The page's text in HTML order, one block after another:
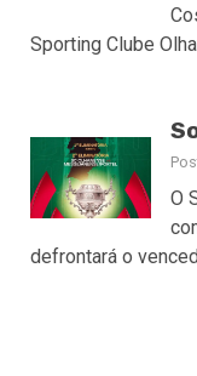
Sporting Clube
O
defrontará o